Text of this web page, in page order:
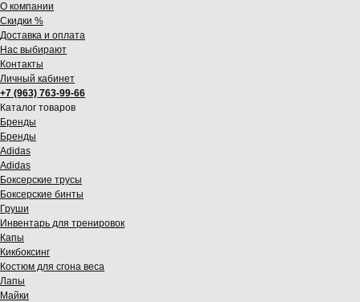
О компании
Скидки %
Доставка и оплата
Нас выбирают
Контакты
Личный кабинет
+7 (963) 763-99-66
Каталог товаров
Бренды
Бренды
Adidas
Adidas
Боксерские трусы
Боксерские бинты
Груши
Инвентарь для тренировок
Капы
Кикбоксинг
Костюм для сгона веса
Лапы
Майки